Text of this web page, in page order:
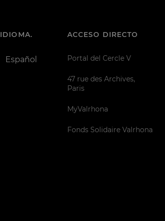
Español
ACCESO DIRECTO
Portal del Cercle V
47 rue des Archives,
Paris
MyValrhona
Fonds Solidaire Valrhona